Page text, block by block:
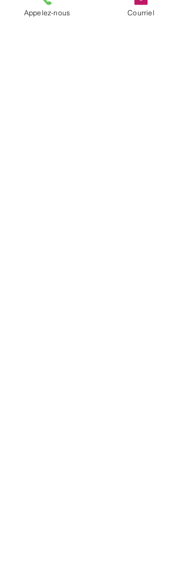
Partager cet événement
Appelez-nous Courriel